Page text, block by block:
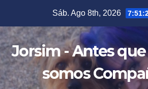
contenido
Sáb. Ago 8th, 2026
Jorsim - Antes
somos